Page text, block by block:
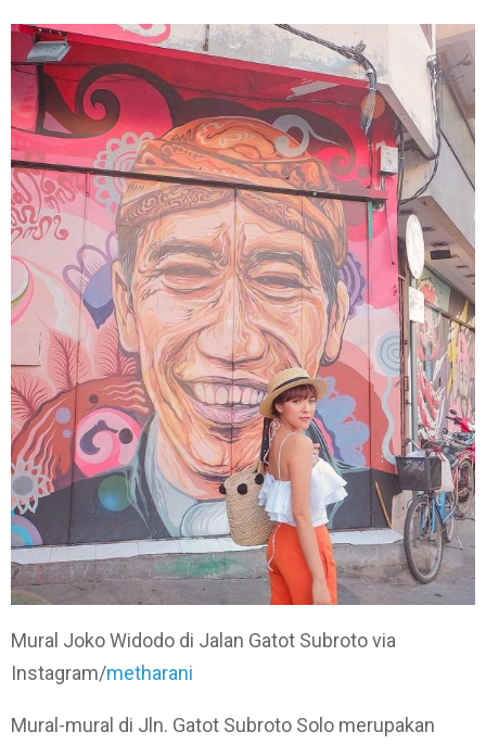
Mural Joko Widodo di Jalan Gatot Subroto via
Instagram/metharani
Mural-mural di Jln. Gatot Subroto Solo merupakan